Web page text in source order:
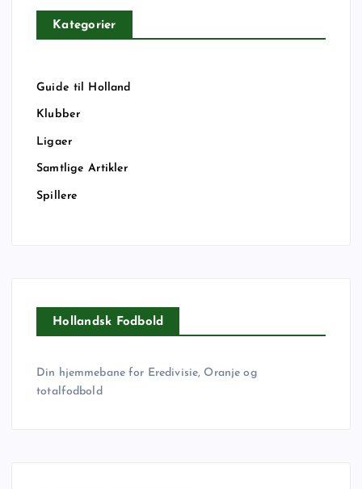
Kategorier
Guide til Holland
Klubber
Ligaer
Samtlige Artikler
Spillere
Hollandsk Fodbold
Din hjemmebane for Eredivisie, Oranje og
totalfodbold